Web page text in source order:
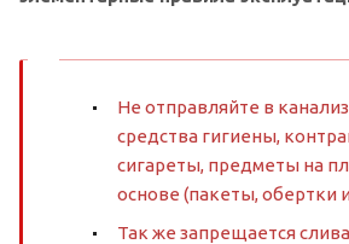
Не отправляйте в
средства гигиены,
сигареты, предметы на
основе (пакеты, обертки и
Так же запрещается